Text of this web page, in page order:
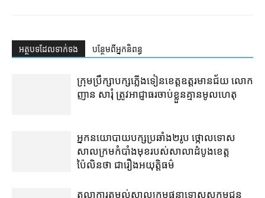
អត្ថបទ​ដែល​ទាក់ទង បន្ថែម​ពី​អ្នកនិពន្ធ
ក្រុមប្រឹក្សា​បក្ស​ភ្លើងទៀន​ខេត្ត​ឧត្ដរមានជ័យ លោក
ញាន សារុំ ត្រូវ​អាជ្ញាធរ​ចាប់ខ្លួន​គ្មាន​មូលហេតុ
អ្នកនយោបាយ​បក្ស​ប្រឆាំង​២​រូប ថ្កោលទោស​
សាលក្រម​កំបាំងមុខ​របស់​សាលាដំបូង​ខេត្ត​
ប៉ៃលិន​ថា ជា​រឿង​អយុត្តិធម៌
តុលាការ​តម្កល់​សាលក្រម​ផ្ដន្ទាទោស​សកម្មជន​